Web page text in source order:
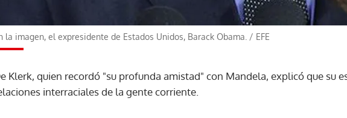
la imagen, el expresidente de Estados Unidos, Barack Obama. / EFE
Klerk, quien recordó "su profunda amistad" con Mandela, explicó que su
interraciales de la gente corriente.